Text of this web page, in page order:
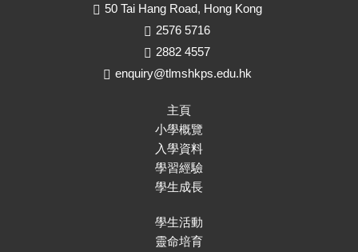
50 Tai Hang Road, Hong Kong
2576 5716
2882 4557
enquiry@tlmshkps.edu.hk
主頁
小學概覽
入學資料
學習經驗
學生成長
學生活動
靈命培育